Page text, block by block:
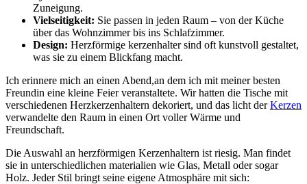
Zuneigung.
Vielseitigkeit: Sie⁢ passen in jeden Raum – von der Küche
über das Wohnzimmer bis ins Schlafzimmer.
Design: Herzförmige⁢ kerzenhalter‍ sind oft kunstvoll gestaltet,
was sie zu einem Blickfang macht.
Ich erinnere mich an einen Abend,an dem ich mit meiner besten
Freundin eine kleine Feier veranstaltete. Wir ⁣hatten die Tische mit
verschiedenen Herzkerzenhaltern dekoriert, und das ‍licht derKerzen
verwandelte ​den Raum in einen ⁤Ort voller Wärme und
Freundschaft.
Die Auswahl an herzförmigen Kerzenhaltern ist riesig. Man findet
sie in unterschiedlichen materialien wie Glas, Metall‍ oder sogar
Holz. Jeder Stil bringt​ seine eigene⁢ Atmosphäre ​mit sich: